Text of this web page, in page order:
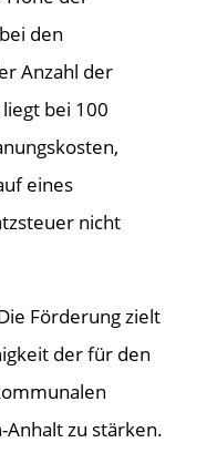
den
Anzahl der
bei 100
eines
nicht
Förderung zielt
der für den
Anhalt zu stärken.